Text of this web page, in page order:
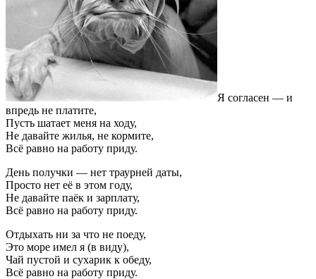
Я согласен — и
впредь не платите,
Пусть шатает меня на ходу,
Не давайте жилья, не кормите,
Всё равно на работу приду.
День получки — нет траурней даты,
Просто нет её в этом году,
Не давайте паёк и зарплату,
Всё равно на работу приду.
Отдыхать ни за что не поеду,
Это море имел я (в виду),
Чай пустой и сухарик к обеду,
Всё равно на работу приду.